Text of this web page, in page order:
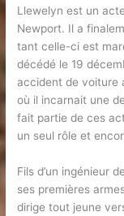
Llewelyn est un
Newport. Il a
tant celle-ci est
décédé le 19
accident de voiture
où il incarnait une
fait partie de ces
un seul rôle et
Fils d’un ingénieur
ses premières
dirige tout jeune